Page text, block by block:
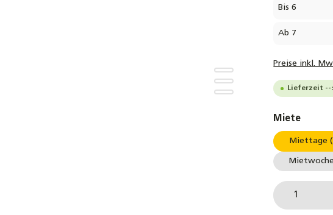
Bis6
Ab 7
Preise inkl.
Lieferzeit --
Miete
Miettage
Produkt